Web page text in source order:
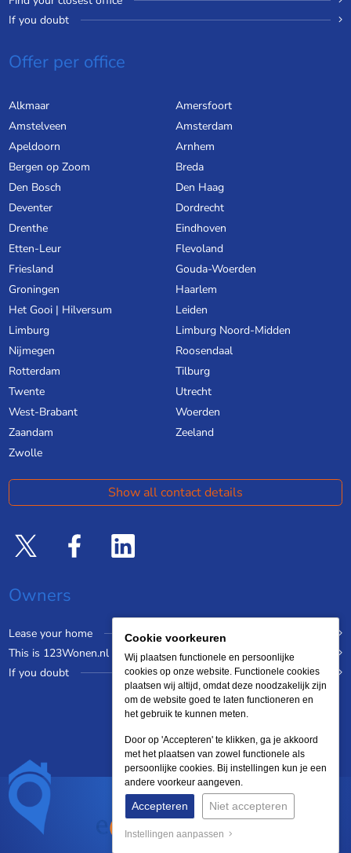
If you doubt
Offer per office
Alkmaar
Amersfoort
Amstelveen
Amsterdam
Apeldoorn
Arnhem
Bergen op Zoom
Breda
Den Bosch
Den Haag
Deventer
Dordrecht
Drenthe
Eindhoven
Etten-Leur
Flevoland
Friesland
Gouda-Woerden
Groningen
Haarlem
Het Gooi | Hilversum
Leiden
Limburg
Limburg Noord-Midden
Nijmegen
Roosendaal
Rotterdam
Tilburg
Twente
Utrecht
West-Brabant
Woerden
Zaandam
Zeeland
Zwolle
Show all contact details
Owners
Lease your home
This is 123Wonen.nl
If you doubt
Cookie voorkeuren
Wij plaatsen functionele en persoonlijke
cookies op onze website. Functionele cookies
plaatsen wij altijd, omdat deze noodzakelijk zijn
om de website goed te laten functioneren en
het gebruik te kunnen meten.
Door op 'Accepteren' te klikken, ga je akkoord
met het plaatsen van zowel functionele als
persoonlijke cookies. Bij instellingen kun je een
andere voorkeur aangeven.
Accepteren Niet accepteren
Instellingen aanpassen